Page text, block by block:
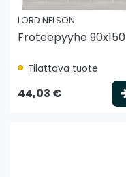
LORD NELSON
Froteepyyhe 90x150
Tilattava tuote
44,03 €